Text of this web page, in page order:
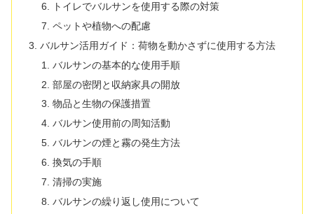
トイレでバルサンを使用する際の対策
ペットや植物への配慮
バルサン活用ガイド：荷物を動かさずに使用する方法
バルサンの基本的な使用手順
部屋の密閉と収納家具の開放
物品と生物の保護措置
バルサン使用前の周知活動
バルサンの煙と霧の発生方法
換気の手順
清掃の実施
バルサンの繰り返し使用について